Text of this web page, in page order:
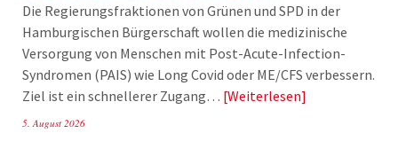
Die Regierungsfraktionen von Grünen und SPD in der
Hamburgischen Bürgerschaft wollen die medizinische
Versorgung von Menschen mit Post-Acute-Infection-
Syndromen (PAIS) wie Long Covid oder ME/CFS verbessern.
Ziel ist ein schnellerer Zugang… Weiterlesen
5. August 2026